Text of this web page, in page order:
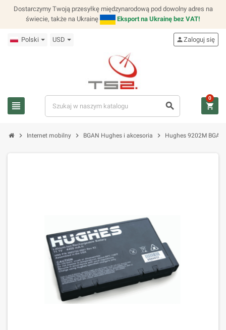
Dostarczymy Twoją przesyłkę międzynarodową pod dowolny adres na
świecie, także na Ukrainę
Eksport na Ukrainę bez VAT!
Polski USD
view_headline search
personZaloguj się
shopping_cart
0
chevron_right Internet mobilny chevron_right BGAN Hughes i akcesoria chevron_right Hughes 9202M